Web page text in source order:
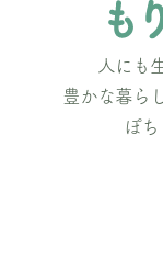
人にも
豊かな暮ら
ぽ